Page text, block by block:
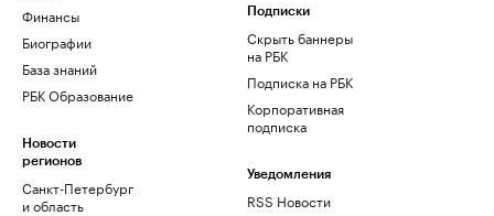
Финансы
Биографии
База знаний
РБК Образование
Новости
регионов
Санкт-Петербург
и область
Подписки
Скрыть баннеры
на РБК
Подписка на РБК
Корпоративная
подписка
Уведомления
RSS Новости